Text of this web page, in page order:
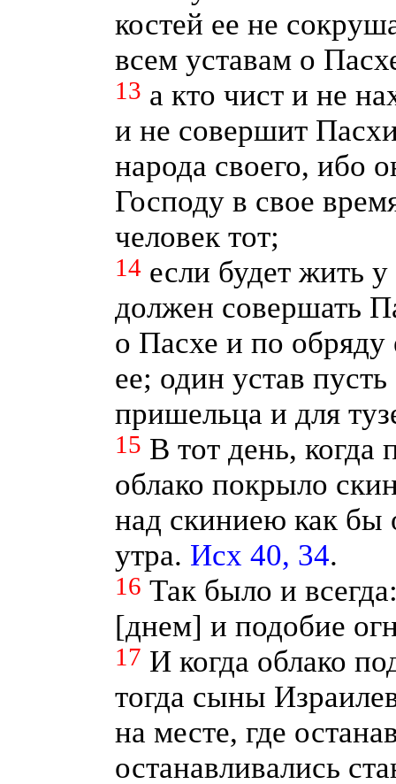
костей ее не
всем уставам о
13 а кто чист и не
и не совершит
народа своего, ибо
Господу в свое
человек тот;
14 если будет жить
должен совершать
о Пасхе и по
ее; один устав
пришельца и для
15 В тот день, когда
облако покрыло
над скиниею как бы
утра. Исх 40, 34.
16 Так было и
[днем] и подобие
17 И когда облако
тогда сыны
на месте, где
останавливались